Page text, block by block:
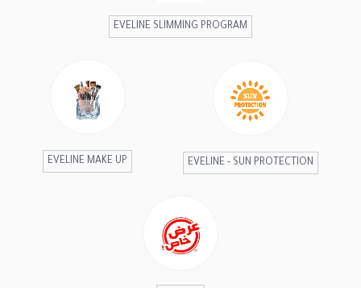
EVELINE SLIMMING PROGRAM
EVELINE - SUN PROTECTION
EVELINE MAKE UP